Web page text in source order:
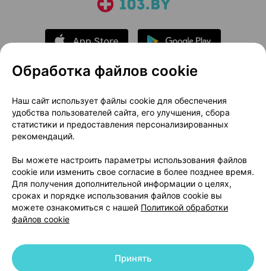
О проекте
Новости проекта
Размещение рекламы
Медицинский маркетинг
Публичный договор
Доставка
Способы оплаты
Вакансии
Партнеры
Написать руководителю 103.by
Написать в поддержку
Персональные настройки Cookie
© 2026 ООО «Артокс Лаб», УНП 191700409 | 220012, Республика Беларусь,
Обработка файлов cookie
Наш сайт использует файлы cookie для обеспечения
удобства пользователей сайта, его улучшения, сбора
статистики и предоставления персонализированных
рекомендаций.
Вы можете настроить параметры использования файлов
cookie или изменить свое согласие в более позднее время.
Для получения дополнительной информации о целях,
сроках и порядке использования файлов cookie вы
можете ознакомиться с нашей Политикой обработки
файлов cookie
Принять